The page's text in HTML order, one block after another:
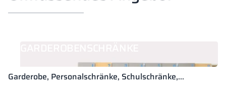
Garderobe, Personalschränke, Schulschränke,